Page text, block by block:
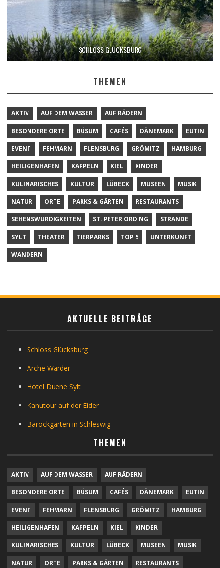
SCHLOSS GLÜCKSBURG
THEMEN
AKTIV AUF DEM WASSER AUF RÄDERN
BESONDERE ORTE BÜSUM CAFÉS DÄNEMARK EUTIN
EVENT FEHMARN FLENSBURG GRÖMITZ HAMBURG
HEILIGENHAFEN KAPPELN KIEL KINDER
KULINARISCHES KULTUR LÜBECK MUSEEN MUSIK
NATUR ORTE PARKS & GÄRTEN RESTAURANTS
SEHENSWÜRDIGKEITEN ST. PETER ORDING STRÄNDE
SYLT THEATER TIERPARKS TOP 5 UNTERKUNFT
WANDERN
AKTUELLE BEITRÄGE
Schloss Glücksburg
Arche Warder
Hotel Duene Sylt
Kanutour auf der Eider
Barockgarten in Schleswig
THEMEN
AKTIV AUF DEM WASSER AUF RÄDERN
BESONDERE ORTE BÜSUM CAFÉS DÄNEMARK EUTIN
EVENT FEHMARN FLENSBURG GRÖMITZ HAMBURG
HEILIGENHAFEN KAPPELN KIEL KINDER
KULINARISCHES KULTUR LÜBECK MUSEEN MUSIK
NATUR ORTE PARKS & GÄRTEN RESTAURANTS